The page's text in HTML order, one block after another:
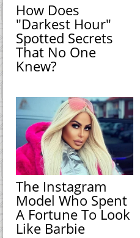
How Does
"Darkest Hour"
Spotted Secrets
That No One
Knew?
The Instagram
Model Who Spent
A Fortune To Look
Like Barbie